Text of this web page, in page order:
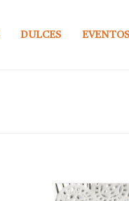
DULCES EVENTOS